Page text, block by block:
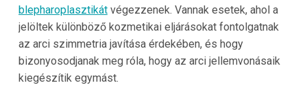
blepharoplasztikátvégezzenek. Vannak esetek, ahol a
jelöltek különböző kozmetikai eljárásokat fontolgatnak
az arci szimmetria javítása érdekében, és hogy
bizonyosodjanak meg róla, hogy az arci jellemvonásaik
kiegészítik egymást.